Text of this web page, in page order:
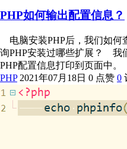
PHP如何输出配置信息？
电脑安装PHP后，我们如
询PHP安装过哪些扩展？ 我
PHP配置信息打印到页面中。
PHP 2021年07月18日 0 点赞 0